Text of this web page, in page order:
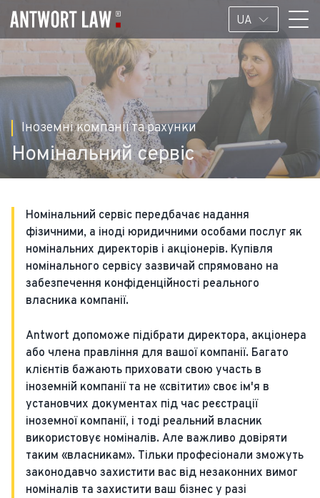
UA
Іноземні компанії та рахунки
Номінальний сервіс
Номінальний сервіс передбачає надання
фізичними, а іноді юридичними особами послуг як
номінальних директорів і акціонерів. Купівля
номінального сервісу зазвичай спрямовано на
забезпечення конфіденційності реального
власника компанії.
Antwort допоможе підібрати директора, акціонера
або члена правління для вашої компанії. Багато
клієнтів бажають приховати свою участь в
іноземній компанії та не «світити» своє ім'я в
установчих документах під час реєстрації
іноземної компанії, і тоді реальний власник
використовує номіналів. Але важливо довіряти
таким «власникам». Тільки професіонали зможуть
законодавчо захистити вас від незаконних вимог
номіналів та захистити ваш бізнес у разі